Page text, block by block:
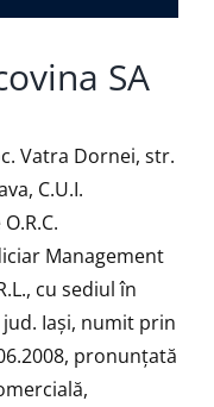
SA
Vatra Dornei, str.
C.U.I.
Management
cu sediul în
jud. Iaşi, numit prin
pronunţată